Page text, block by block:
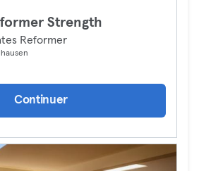
Strength
Reformer
Continuer